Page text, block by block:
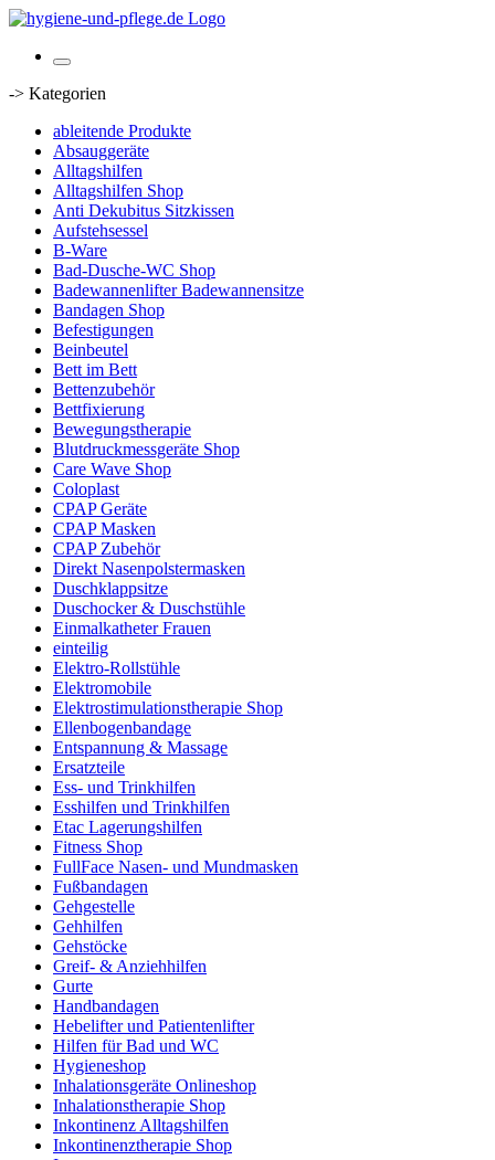
-> Kategorien
ableitende Produkte
Absauggeräte
Alltagshilfen
Alltagshilfen Shop
Anti Dekubitus Sitzkissen
Aufstehsessel
B-Ware
Bad-Dusche-WC Shop
Badewannenlifter Badewannensitze
Bandagen Shop
Befestigungen
Beinbeutel
Bett im Bett
Bettenzubehör
Bettfixierung
Bewegungstherapie
Blutdruckmessgeräte Shop
Care Wave Shop
Coloplast
CPAP Geräte
CPAP Masken
CPAP Zubehör
Direkt Nasenpolstermasken
Duschklappsitze
Duschocker & Duschstühle
Einmalkatheter Frauen
einteilig
Elektro-Rollstühle
Elektromobile
Elektrostimulationstherapie Shop
Ellenbogenbandage
Entspannung & Massage
Ersatzteile
Ess- und Trinkhilfen
Esshilfen und Trinkhilfen
Etac Lagerungshilfen
Fitness Shop
FullFace Nasen- und Mundmasken
Fußbandagen
Gehgestelle
Gehhilfen
Gehstöcke
Greif- & Anziehhilfen
Gurte
Handbandagen
Hebelifter und Patientenlifter
Hilfen für Bad und WC
Hygieneshop
Inhalationsgeräte Onlineshop
Inhalationstherapie Shop
Inkontinenz Alltagshilfen
Inkontinenztherapie Shop